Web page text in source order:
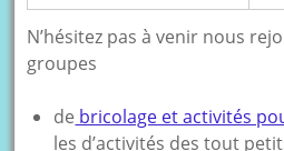
N’hésitez pas à venir nous
groupes
de bricolage et activités
les d’activités des tout